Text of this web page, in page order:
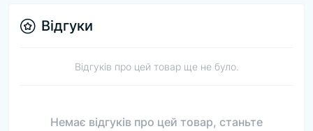
Відгуки
Відгуків про цей товар ще не було.
Немає відгуків про цей товар, станьте